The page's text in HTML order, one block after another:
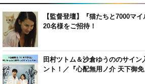
【監督登壇】『猫たちと7000マ
20名様をご招待！
田村ツトム＆沙倉ゆうののサイ
ント！／『心配無用ノ介 天下御免